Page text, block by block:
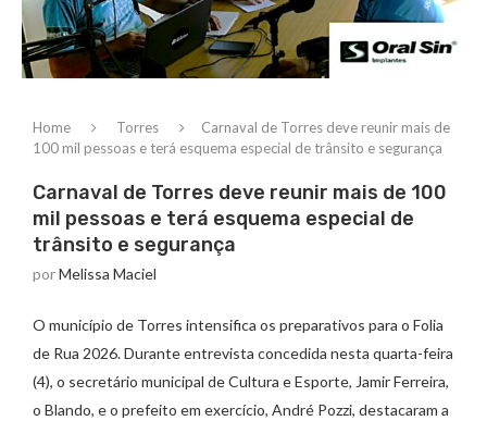
Home Torres
Carnaval de Torres deve reunir mais de
100 mil pessoas e terá esquema especial de trânsito e segurança
Carnaval de Torres deve reunir mais de 100
mil pessoas e terá esquema especial de
trânsito e segurança
porMelissa Maciel
O município de Torres intensifica os preparativos para o Folia
de Rua 2026. Durante entrevista concedida nesta quarta-feira
(4), o secretário municipal de Cultura e Esporte, Jamir Ferreira,
o Blando, e o prefeito em exercício, André Pozzi, destacaram a